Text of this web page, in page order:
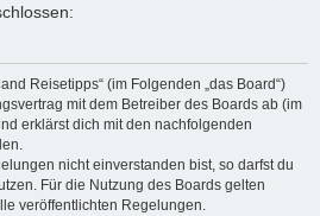
Reisetipps“ (im Folgenden „das Board“)
mit dem Betreiber des Boards ab (im
erklärst dich mit den nachfolgenden
nicht einverstanden bist, so darfst du
Für die Nutzung des Boards gelten
veröffentlichten Regelungen.